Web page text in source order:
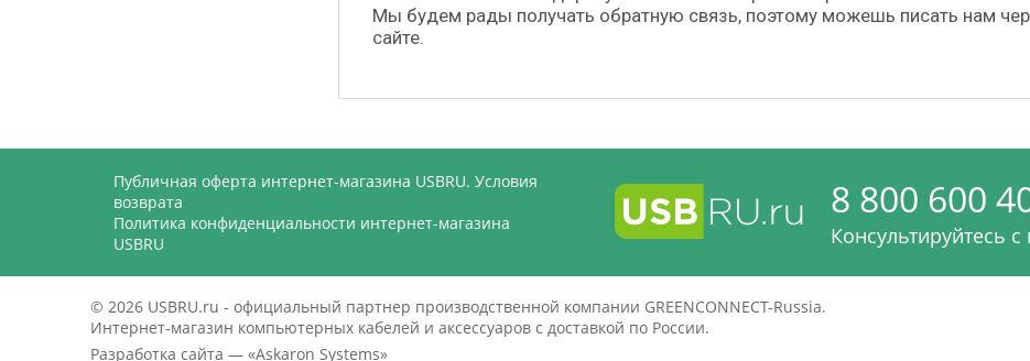
Мы будем рады получать обратную связь, поэтому можешь писать нам
сайте.
Публичная оферта интернет-магазина USBRU. Условия
возврата
Политика конфиденциальности интернет-магазина
USBRU
8 800 600
Консультируйтесь
© 2026 USBRU.ru - официальный партнер производственной компании GREENCONNECT-Russia.
Интернет-магазин компьютерных кабелей и аксессуаров с доставкой по России.
Разработка сайта — «Askaron Systems»